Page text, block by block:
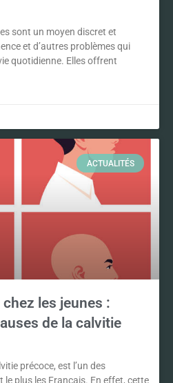
sont un moyen discret et
et d’autres problèmes qui
quotidienne. Elles offrent
ACTUALITÉS
les jeunes :
de la calvitie
précoce, est l’un des
le plus les Français. En effet, cette